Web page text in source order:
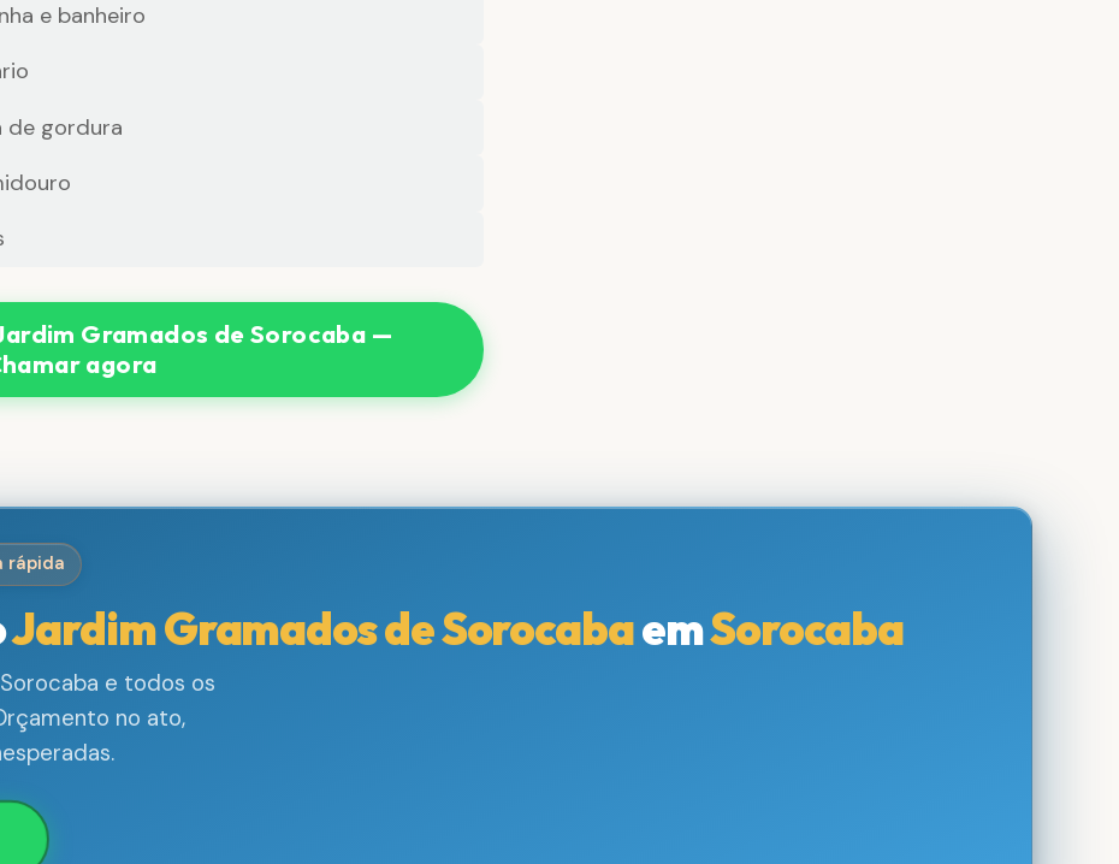
e banheiro
de gordura
Gramados de Sorocaba —
agora
rápida
Jardim Gramados de SorocabaemSorocaba
e todos os
no ato,